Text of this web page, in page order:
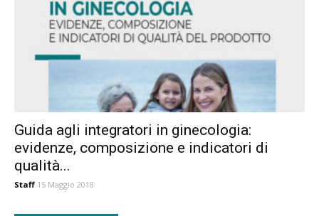
Guida agli integratori in ginecologia:
evidenze, composizione e indicatori di
qualità...
Staff 15 Maggio 2018